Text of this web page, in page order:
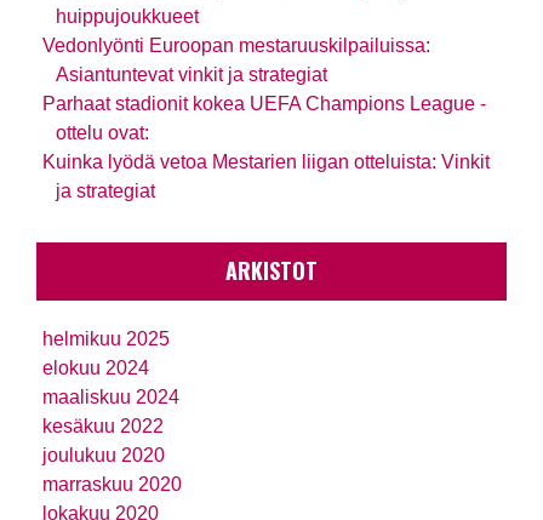
huippujoukkueet
Vedonlyönti Euroopan mestaruuskilpailuissa:
Asiantuntevat vinkit ja strategiat
Parhaat stadionit kokea UEFA Champions League -
ottelu ovat:
Kuinka lyödä vetoa Mestarien liigan otteluista: Vinkit
ja strategiat
ARKISTOT
helmikuu 2025
elokuu 2024
maaliskuu 2024
kesäkuu 2022
joulukuu 2020
marraskuu 2020
lokakuu 2020